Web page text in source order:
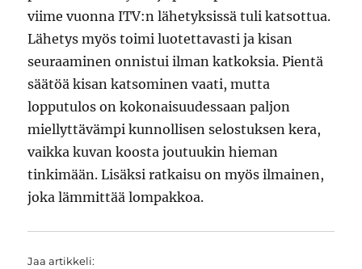
viime vuonna ITV:n lähetyksissä tuli katsottua.
Lähetys myös toimi luotettavasti ja kisan
seuraaminen onnistui ilman katkoksia. Pientä
säätöä kisan katsominen vaati, mutta
lopputulos on kokonaisuudessaan paljon
miellyttävämpi kunnollisen selostuksen kera,
vaikka kuvan koosta joutuukin hieman
tinkimään. Lisäksi ratkaisu on myös ilmainen,
joka lämmittää lompakkoa.
Jaa artikkeli: